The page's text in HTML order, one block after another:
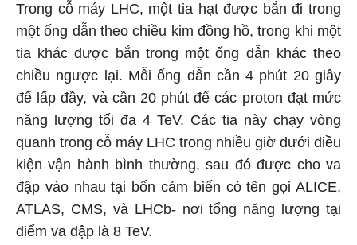
Trong cỗ máy LHC, một tia hạt được bắn đi trong
một ống dẫn theo chiều kim đồng hồ, trong khi một
tia khác được bắn trong một ống dẫn khác theo
chiều ngược lại. Mỗi ống dẫn cần 4 phút 20 giây
để lấp đầy, và cần 20 phút để các proton đạt mức
năng lượng tối đa 4 TeV. Các tia này chạy vòng
quanh trong cỗ máy LHC trong nhiều giờ dưới điều
kiện vận hành bình thường, sau đó được cho va
đập vào nhau tại bốn cảm biến có tên gọi ALICE,
ATLAS, CMS, và LHCb- nơi tổng năng lượng tại
điểm va đập là 8 TeV.